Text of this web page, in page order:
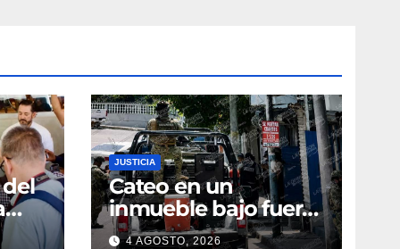
JUSTICIA
Cateo en un
inmueble bajo fuerte
operativo
4 AGOSTO, 2026